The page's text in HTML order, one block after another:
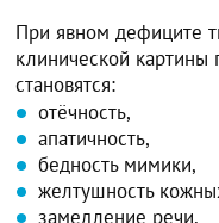
При явном дефиците
клинической
становятся:
отёчность,
апатичность,
бедность мимики,
желтушность
замедление речи,